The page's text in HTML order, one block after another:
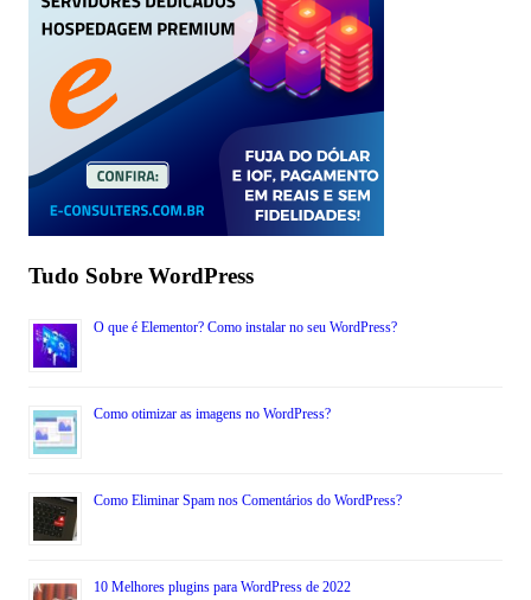
Tudo Sobre WordPress
O que é Elementor? Como instalar no seu WordPress?
Como otimizar as imagens no WordPress?
Como Eliminar Spam nos Comentários do WordPress?
10 Melhores plugins para WordPress de 2022